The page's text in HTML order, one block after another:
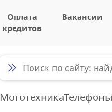
Оплата
кредитов
Вакансии
МототехникаТелефоны